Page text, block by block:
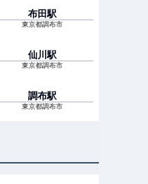
布田駅
東京都調布市
仙川駅
東京都調布市
調布駅
東京都調布市